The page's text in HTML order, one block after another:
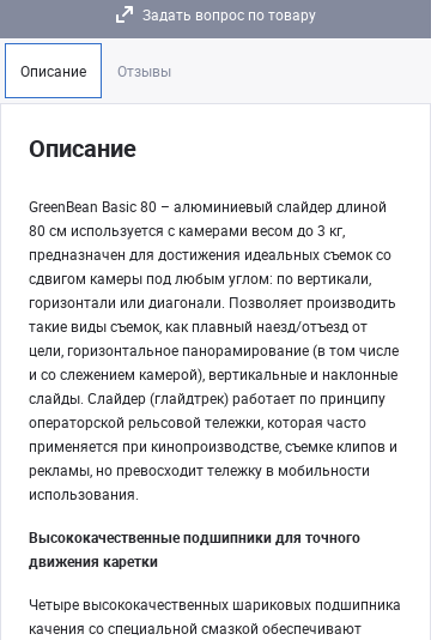
Задать вопрос по товару
Описание Отзывы
Описание
GreenBean Basic 80 – алюминиевый слайдер длиной
80 см используется с камерами весом до 3 кг,
предназначен для достижения идеальных съемок со
сдвигом камеры под любым углом: по вертикали,
горизонтали или диагонали. Позволяет производить
такие виды съемок, как плавный наезд/отъезд от
цели, горизонтальное панорамирование (в том числе
и со слежением камерой), вертикальные и наклонные
слайды. Слайдер (глайдтрек) работает по принципу
операторской рельсовой тележки, которая часто
применяется при кинопроизводстве, съемке клипов и
рекламы, но превосходит тележку в мобильности
использования.
Высококачественные подшипники для точного
движения каретки
Четыре высококачественных шариковых подшипника
качения со специальной смазкой обеспечивают